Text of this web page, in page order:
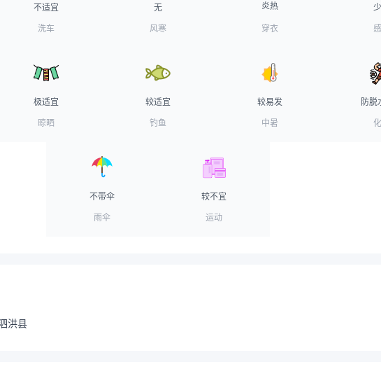
不适宜
洗车
无
风寒
炎热
穿衣
极适宜
晾晒
较适宜
钓鱼
较易发
中暑
防脱
不带伞
雨伞
较不宜
运动
洪县